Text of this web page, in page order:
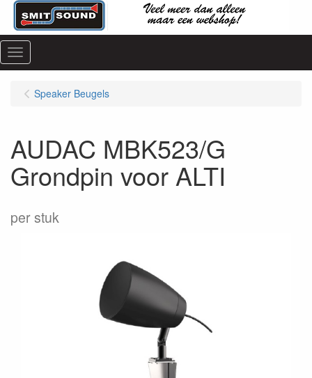
Menu
Speaker Beugels
AUDAC MBK523/G
Grondpin voor ALTI
per stuk